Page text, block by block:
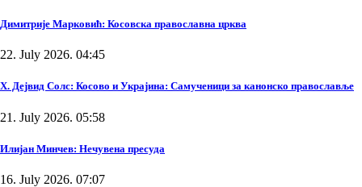
Димитрије Марковић: Косовска православна црква
22. July 2026. 04:45
Х. Дејвид Солс: Косово и Украјина: Самученици за канонско православље
21. July 2026. 05:58
Илијан Минчев: Нечувена пресуда
16. July 2026. 07:07